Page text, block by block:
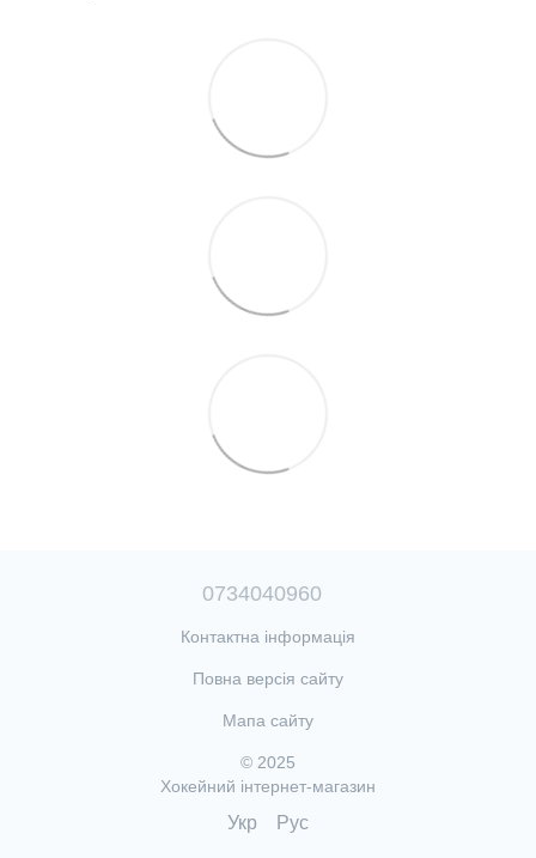
0734040960
Контактна інформація
Повна версія сайту
Мапа сайту
© 2025
Хокейний інтернет-магазин
Укр Рус